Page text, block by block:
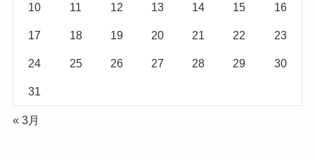
10 11 12 13 14 15 16
17 18 19 20 21 22 23
24 25 26 27 28 29 30
31
« 3月